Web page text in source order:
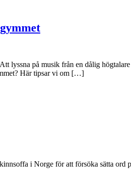
lyssna på musik från en dålig
Här tipsar vi om […]
i Norge för att försöka sätta ord